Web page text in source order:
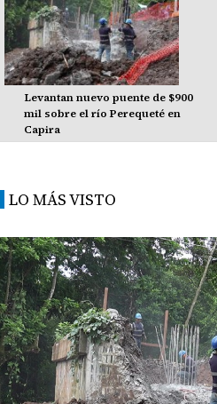
Levantan nuevo puente de $900
mil sobre el río Perequeté en
Capira
LO MÁS VISTO